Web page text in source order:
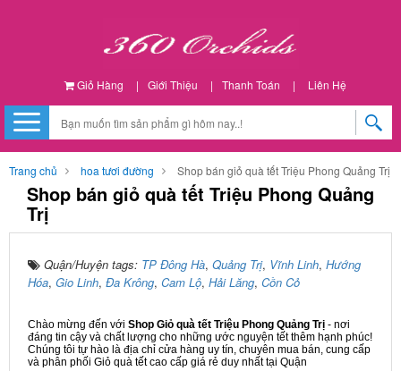
Giỏ Hàng | Giới Thiệu | Thanh Toán | Liên Hệ
Trang chủ hoa tươi đường Shop bán giỏ quà tết Triệu Phong Quảng Trị
Shop bán giỏ quà tết Triệu Phong Quảng
Trị
Quận/Huyện tags: TP Đông Hà, Quảng Trị, Vĩnh Linh, Hướng
Hóa, Gio Linh, Đa Krông, Cam Lộ, Hải Lăng, Cồn Cỏ
Chào mừng đến với Shop Giỏ quà tết Triệu Phong Quảng Trị - nơi
đáng tin cậy và chất lượng cho những ước nguyện tết thêm hạnh phúc!
Chúng tôi tự hào là địa chỉ cửa hàng uy tín, chuyên mua bán, cung cấp
và phân phối Giỏ quà tết cao cấp giá rẻ duy nhất tại Quận